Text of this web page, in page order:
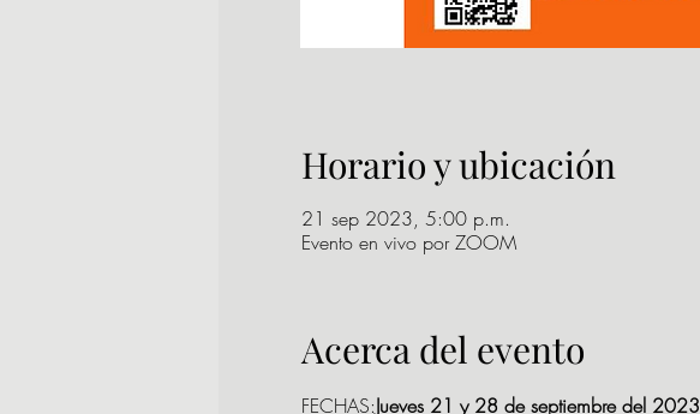
Horario y ubicación
21 sep 2023, 5:00 p.m.
Evento en vivo por ZOOM
Acerca del evento
FECHAS:Jueves 21 y 28 de septiembre del 2023